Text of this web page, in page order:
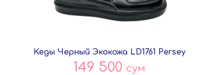
Кеды Черный Экокожа LD1761 Persey
149 500 сум